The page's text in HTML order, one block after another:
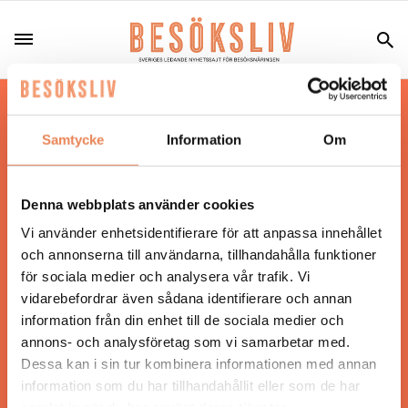
Samtycke Information Om
Denna webbplats använder cookies
Vi använder enhetsidentifierare för att anpassa innehållet
och annonserna till användarna, tillhandahålla funktioner
för sociala medier och analysera vår trafik. Vi
vidarebefordrar även sådana identifierare och annan
information från din enhet till de sociala medier och
annons- och analysföretag som vi samarbetar med.
Dessa kan i sin tur kombinera informationen med annan
information som du har tillhandahållit eller som de har
Hos oss läser du landets mest uppdaterade
nyheter och snackisar inom besöksnäringen.
Besöksliv i sin tryckta form är ett affärsmagasin
Tidningen ges ut avVisita
ANSVARIG UTGIVARE
Jonas Siljhammar
UPPHOVSRÄTT